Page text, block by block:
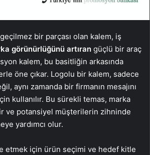
bir parçası olan kalem, iş
görünürlüğünü artıran güçlü bir araç
kalem, bu basitliğin arkasında
öne çıkar. Logolu bir kalem, sadece
aynı zamanda bir firmanın mesajını
kullanılır. Bu sürekli temas, marka
ve potansiyel müşterilerin zihninde
yardımcı olur.
etmek için ürün seçimi ve hedef kitle